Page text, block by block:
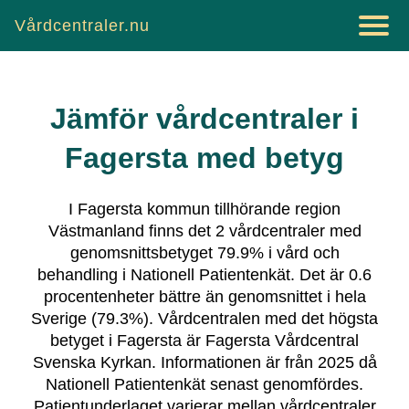
Vårdcentraler.nu
Jämför vårdcentraler i
Fagersta med betyg
I Fagersta kommun tillhörande region
Västmanland finns det 2 vårdcentraler med
genomsnittsbetyget 79.9% i vård och
behandling i Nationell Patientenkät. Det är 0.6
procentenheter bättre än genomsnittet i hela
Sverige (79.3%). Vårdcentralen med det högsta
betyget i Fagersta är Fagersta Vårdcentral
Svenska Kyrkan. Informationen är från 2025 då
Nationell Patientenkät senast genomfördes.